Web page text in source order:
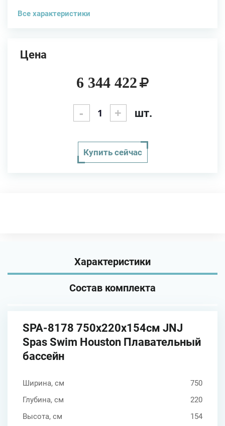
Все характеристики
Цена
6 344 422
-
+ шт.
Купить сейчас
Характеристики
Состав комплекта
SPA-8178 750х220х154см JNJ
Spas Swim Houston Плавательный
бассейн
Ширина, см
750
Глубина, см
220
Высота, см
154